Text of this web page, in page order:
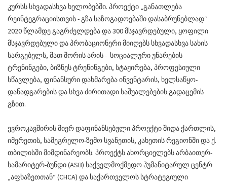
კურსს სხვადასხვა ხელობებში. პროექტი „განათლება
რეინტეგრაციისთვის - გზა საზოგადოებაში დასაბრუნებლად“
2020 წლამდე გაგრძელდება და 300 მსჯავრდებული, ყოფილი
მსჯავრდებული და პრობაციონერი მიიღებს სხვადასხვა სახის
სარგებელს, მათ შორის არის - სოციალური უნარების
ტრენინგები, ბიზნეს ტრენინგები, სტაჟირება, პროფესიული
სწავლება, ფინანსური დახმარება ინვენტარის, ხელსაწყო-
დანადგარების და სხვა ძირითადი საშუალებების გადაცემის
გზით.
ევროკავშირის მიერ დაფინანსებული პროექტი შიდა ქართლის,
იმერეთის, სამეგრელო-ზემო სვანეთის, კახეთის რეგიონში და ქ.
თბილისში მიმდინარეობს. პროექტს ახორციელებს არბაითერ-
სამარიტერ-ბუნდი (ASB) საქველმოქმედო ჰუმანიტარულ ცენტრ
„აფხაზეთთან“ (CHCA) და საქართველოს სტრატეგიული